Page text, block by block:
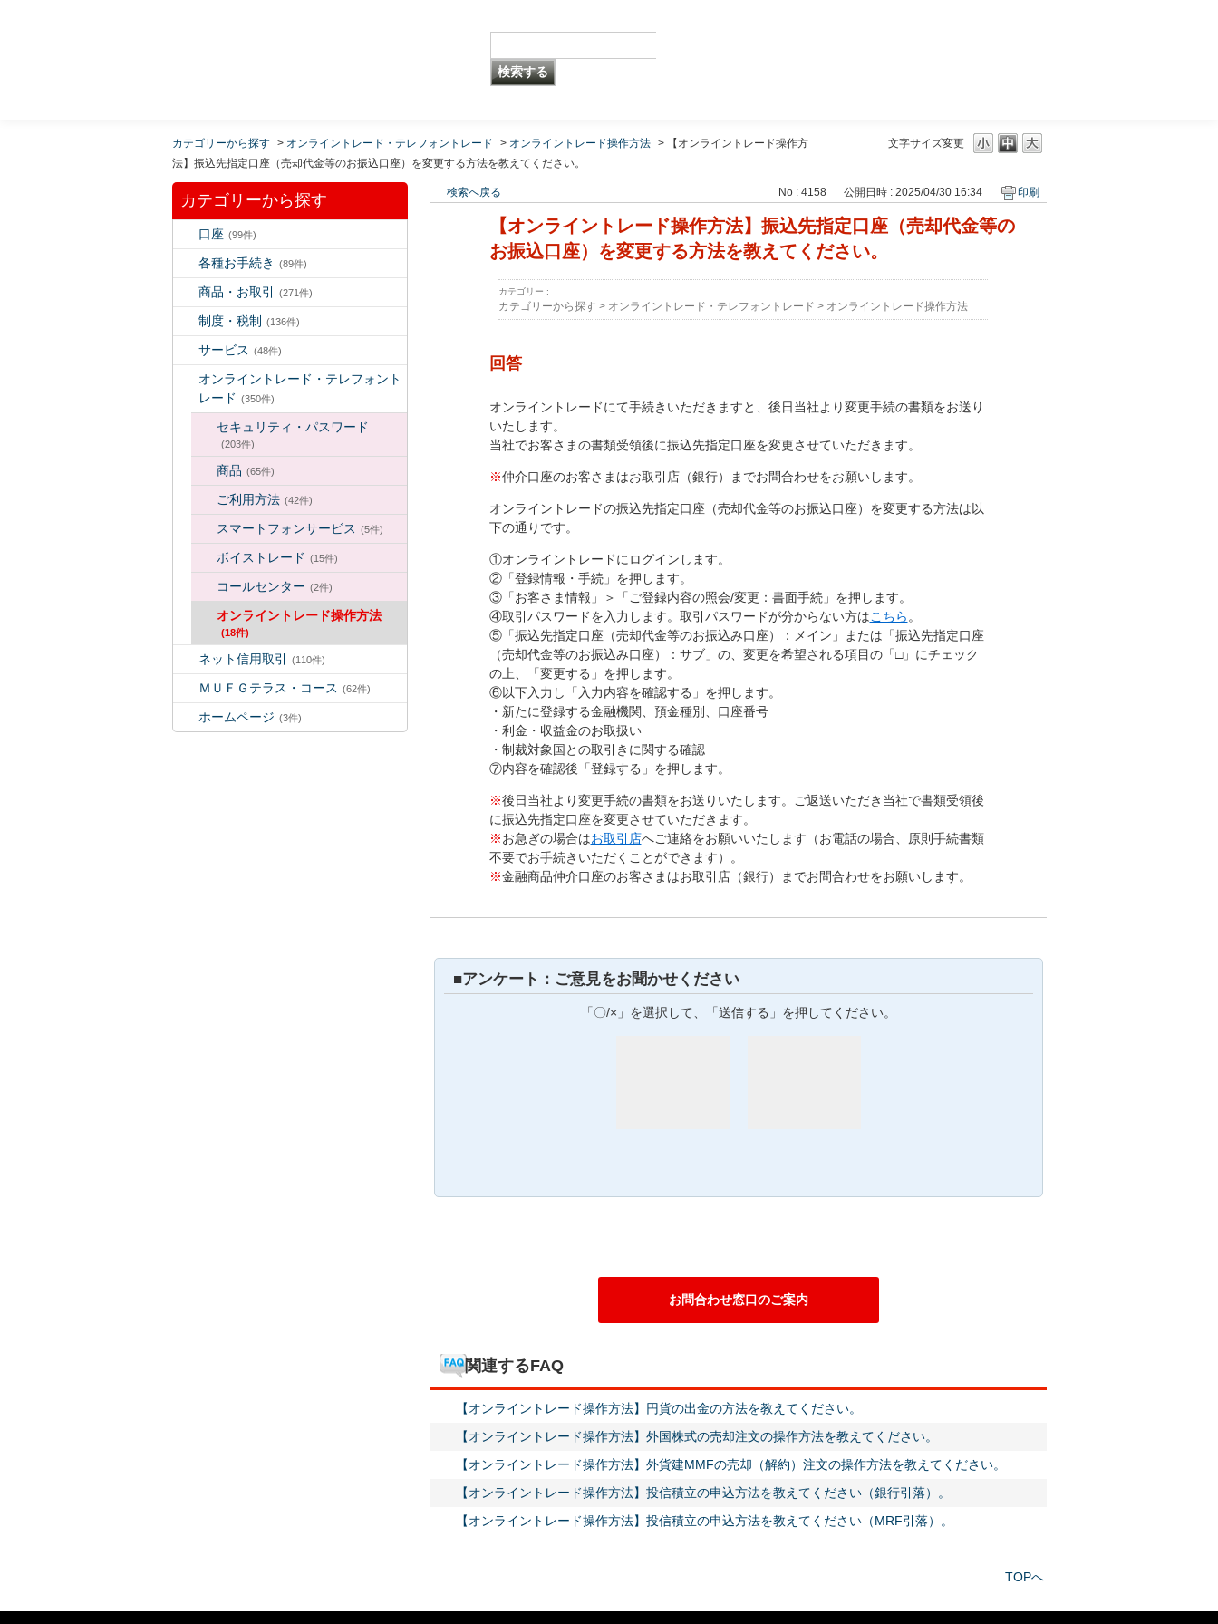
文字サイズ変更
カテゴリーから探す > オンライントレード・テレフォントレード > オンライントレード操作方法 >
【オンライントレード操作方
法】振込先指定口座（売却代金等のお振込口座）を変更する方法を教えてください。
カテゴリーから探す
口座 (99件)
各種お手続き (89件)
商品・お取引 (271件)
制度・税制 (136件)
サービス (48件)
オンライントレード・テレフォント
レード (350件)
セキュリティ・パスワード
(203件)
商品 (65件)
ご利用方法 (42件)
スマートフォンサービス (5件)
ボイストレード (15件)
コールセンター (2件)
オンライントレード操作方法
(18件)
ネット信用取引 (110件)
ＭＵＦＧテラス・コース (62件)
ホームページ (3件)
検索へ戻る No : 4158 公開日時 : 2025/04/30 16:34 印刷
【オンライントレード操作方法】振込先指定口座（売却代金等の
お振込口座）を変更する方法を教えてください。
カテゴリー :
カテゴリーから探す > オンライントレード・テレフォントレード > オンライントレード操作方法
回答
オンライントレードにて手続きいただきますと、後日当社より変更手続の書類をお送り
いたします。
当社でお客さまの書類受領後に振込先指定口座を変更させていただきます。
※仲介口座のお客さまはお取引店（銀行）までお問合わせをお願いします。
オンライントレードの振込先指定口座（売却代金等のお振込口座）を変更する方法は以
下の通りです。
①オンライントレードにログインします。
②「登録情報・手続」を押します。
③「お客さま情報」＞「ご登録内容の照会/変更：書面手続」を押します。
④取引パスワードを入力します。取引パスワードが分からない方はこちら 。
⑤「振込先指定口座（売却代金等のお振込み口座）：メイン」または「振込先指定口座
（売却代金等のお振込み口座）：サブ」の、変更を希望される項目の「□」にチェック
の上、「変更する」を押します。
⑥以下入力し「入力内容を確認する」を押します。
・新たに登録する金融機関、預金種別、口座番号
・利金・収益金のお取扱い
・制裁対象国との取引きに関する確認
⑦内容を確認後「登録する」を押します。
※後日当社より変更手続の書類をお送りいたします。ご返送いただき当社で書類受領後
に振込先指定口座を変更させていただきます。
※お急ぎの場合はお取引店へご連絡をお願いいたします（お電話の場合、原則手続書類
不要でお手続きいただくことができます）。
※金融商品仲介口座のお客さまはお取引店（銀行）までお問合わせをお願いします。
■アンケート：ご意見をお聞かせください
「〇/×」を選択して、「送信する」を押してください。
お問合わせ窓口のご案内
関連するFAQ
【オンライントレード操作方法】円貨の出金の方法を教えてください。
【オンライントレード操作方法】外国株式の売却注文の操作方法を教えてください。
【オンライントレード操作方法】外貨建MMFの売却（解約）注文の操作方法を教えてください。
【オンライントレード操作方法】投信積立の申込方法を教えてください（銀行引落）。
【オンライントレード操作方法】投信積立の申込方法を教えてください（MRF引落）。
TOPへ